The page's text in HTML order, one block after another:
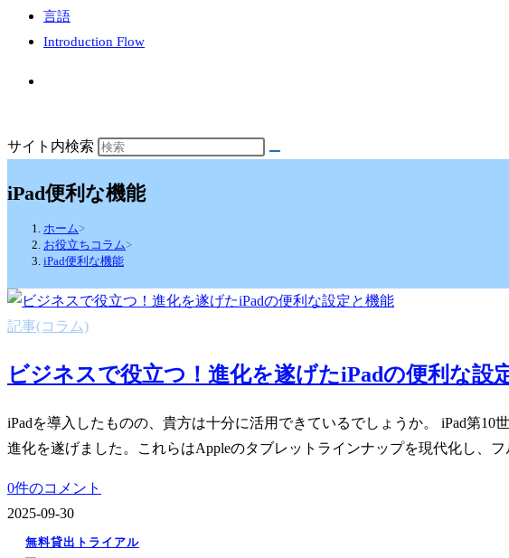
言語
Introduction Flow
サイト内検索
iPad便利な機能
ホーム>
お役立ちコラム>
iPad便利な機能
記事(コラム)
ビジネスで役立つ！進化を遂げたiPadの便利な設
iPadを導入したものの、貴方は十分に活用できているでしょうか。 iPad第
進化を遂げました。これらはAppleのタブレットラインナップを現代化し、
0件のコメント
2025-09-30
無料貸出トライアル